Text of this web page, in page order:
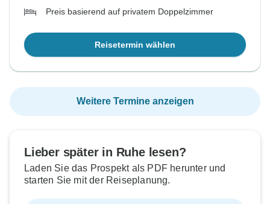
Preis basierend auf privatem Doppelzimmer
Reisetermin wählen
Weitere Termine anzeigen
Lieber später in Ruhe lesen?
Laden Sie das Prospekt als PDF herunter und
starten Sie mit der Reiseplanung.